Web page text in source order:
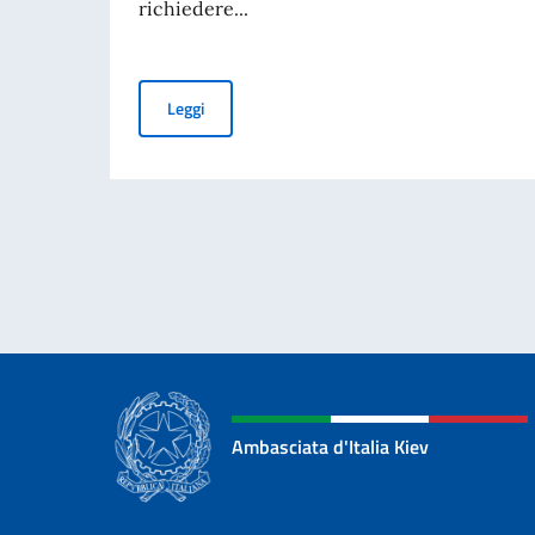
richiedere...
LeggiCarta d’Identità Elettronica (CIE): al via il
Ambasciata d'Italia Kiev